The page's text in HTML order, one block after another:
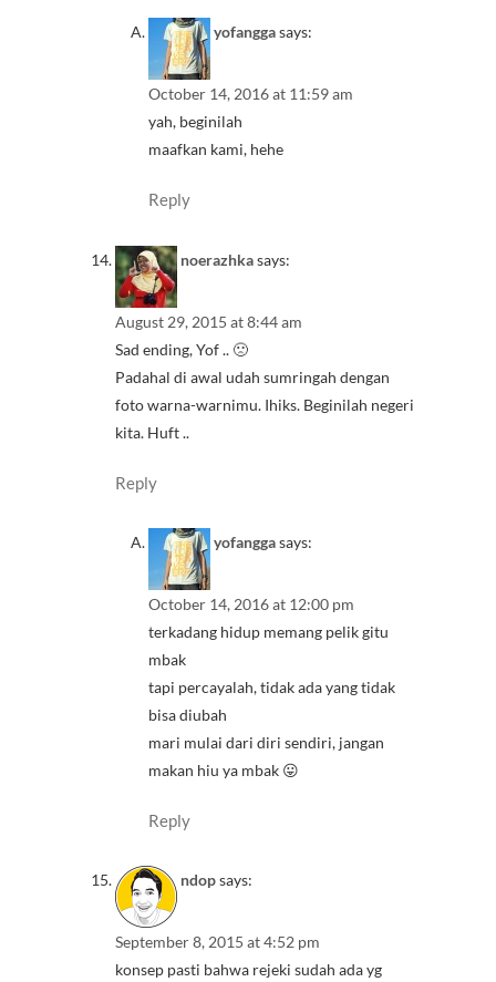
yofanggasays:
October 14, 2016 at 11:59 am
yah, beginilah
maafkan kami, hehe
Reply
noerazhkasays:
August 29, 2015 at 8:44 am
Sad ending, Yof .. 🙁
Padahal di awal udah sumringah dengan
foto warna-warnimu. Ihiks. Beginilah negeri
kita. Huft ..
Reply
yofanggasays:
October 14, 2016 at 12:00 pm
terkadang hidup memang pelik gitu
mbak
tapi percayalah, tidak ada yang tidak
bisa diubah
mari mulai dari diri sendiri, jangan
makan hiu ya mbak 😛
Reply
ndopsays:
September 8, 2015 at 4:52 pm
konsep pasti bahwa rejeki sudah ada yg